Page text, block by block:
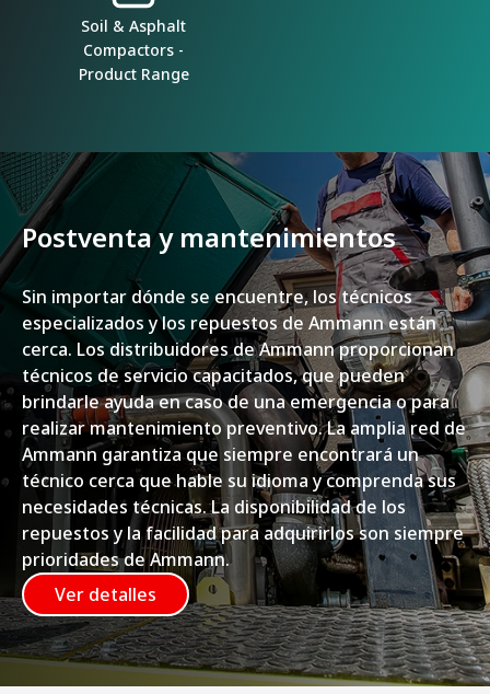
Soil & Asphalt
Compactors -
Product Range
Postventa y mantenimientos
Sin importar dónde se encuentre, los técnicos
especializados y los repuestos de Ammann están
cerca. Los distribuidores de Ammann proporcionan
técnicos de servicio capacitados, que pueden
brindarle ayuda en caso de una emergencia o para
realizar mantenimiento preventivo. La amplia red de
Ammann garantiza que siempre encontrará un
técnico cerca que hable su idioma y comprenda sus
necesidades técnicas. La disponibilidad de los
repuestos y la facilidad para adquirirlos son siempre
prioridades de Ammann.
Ver detalles